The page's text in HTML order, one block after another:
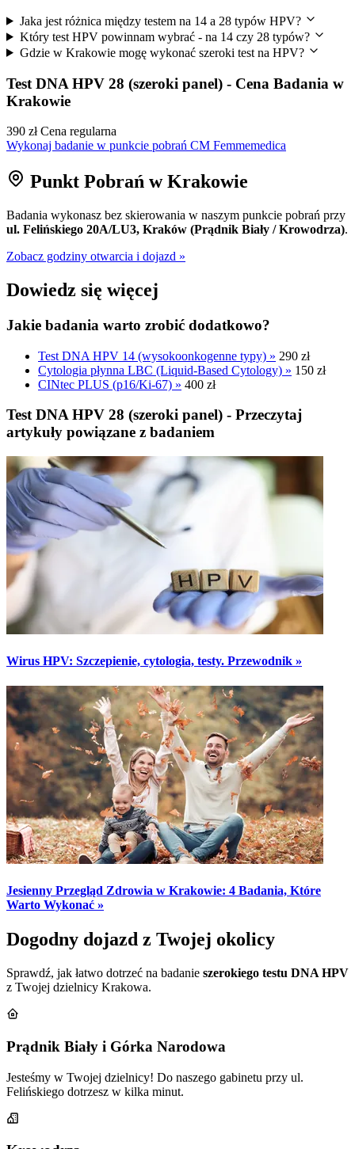
Jaka jest różnica między testem na 14 a 28 typów HPV?
Który test HPV powinnam wybrać - na 14 czy 28 typów?
Gdzie w Krakowie mogę wykonać szeroki test na HPV?
Test DNA HPV 28 (szeroki panel) - Cena Badania w
Krakowie
390 zł Cena regularna
Wykonaj badanie w punkcie pobrań CM Femmemedica
Punkt Pobrań w Krakowie
Badania wykonasz bez skierowania w naszym punkcie pobrań przy
ul. Felińskiego 20A/LU3, Kraków (Prądnik Biały / Krowodrza).
Zobacz godziny otwarcia i dojazd »
Dowiedz się więcej
Jakie badania warto zrobić dodatkowo?
Test DNA HPV 14 (wysokoonkogenne typy) » 290 zł
Cytologia płynna LBC (Liquid-Based Cytology) » 150 zł
CINtec PLUS (p16/Ki-67) » 400 zł
Test DNA HPV 28 (szeroki panel) - Przeczytaj
artykuły powiązane z badaniem
Wirus HPV: Szczepienie, cytologia, testy. Przewodnik »
Jesienny Przegląd Zdrowia w Krakowie: 4 Badania, Które
Warto Wykonać »
Dogodny dojazd z Twojej okolicy
Sprawdź, jak łatwo dotrzeć na badanie szerokiego testu DNA HPV
z Twojej dzielnicy Krakowa.
Prądnik Biały i Górka Narodowa
Jesteśmy w Twojej dzielnicy! Do naszego gabinetu przy ul.
Felińskiego dotrzesz w kilka minut.